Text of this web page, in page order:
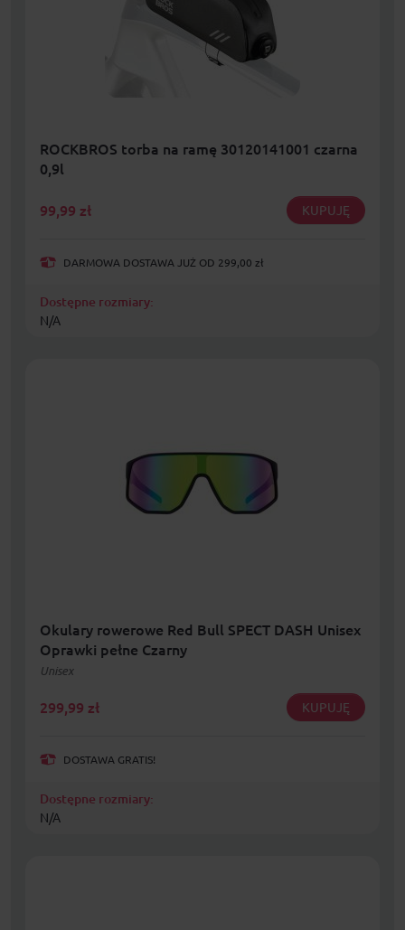
ROCKBROS torba na ramę 30120141001 czarna
0,9l
99,99 zł KUPUJĘ
DARMOWA DOSTAWA JUŻ OD 299,00 zł
Dostępne rozmiary:
N/A
Okulary rowerowe Red Bull SPECT DASH Unisex
Oprawki pełne Czarny
Unisex
299,99 zł KUPUJĘ
DOSTAWA GRATIS!
Dostępne rozmiary:
N/A